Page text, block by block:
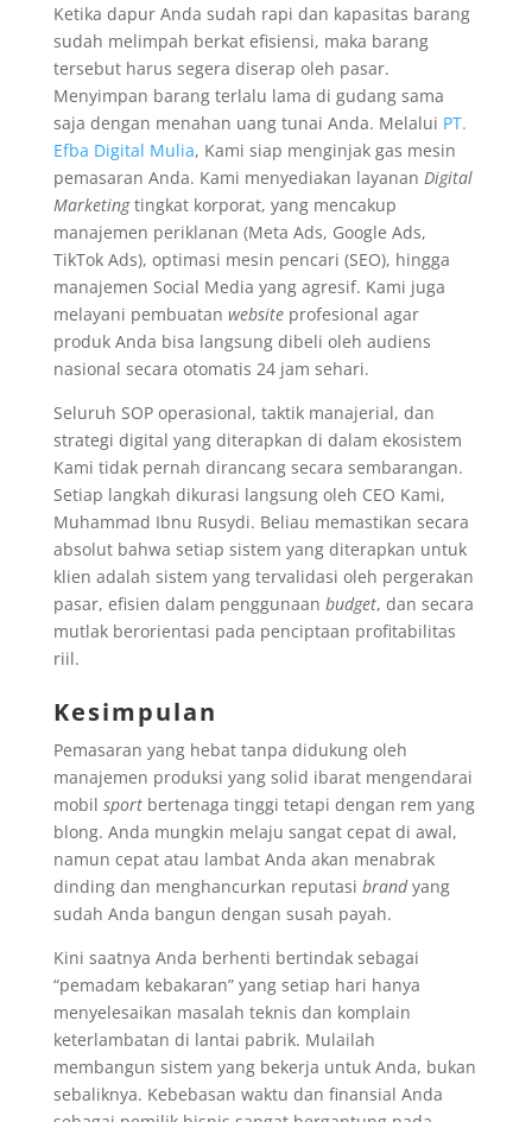
Ketika dapur Anda sudah rapi dan kapasitas barang
sudah melimpah berkat efisiensi, maka barang
tersebut harus segera diserap oleh pasar.
Menyimpan barang terlalu lama di gudang sama
saja dengan menahan uang tunai Anda. Melalui PT.
Efba Digital Mulia, Kami siap menginjak gas mesin
pemasaran Anda. Kami menyediakan layanan Digital
Marketingtingkat korporat, yang mencakup
manajemen periklanan (Meta Ads, Google Ads,
TikTok Ads), optimasi mesin pencari (SEO), hingga
manajemen Social Media yang agresif. Kami juga
melayani pembuatan websiteprofesional agar
produk Anda bisa langsung dibeli oleh audiens
nasional secara otomatis 24 jam sehari.
Seluruh SOP operasional, taktik manajerial, dan
strategi digital yang diterapkan di dalam ekosistem
Kami tidak pernah dirancang secara sembarangan.
Setiap langkah dikurasi langsung oleh CEO Kami,
Muhammad Ibnu Rusydi. Beliau memastikan secara
absolut bahwa setiap sistem yang diterapkan untuk
klien adalah sistem yang tervalidasi oleh pergerakan
pasar, efisien dalam penggunaan budget, dan secara
mutlak berorientasi pada penciptaan profitabilitas
riil.
Kesimpulan
Pemasaran yang hebat tanpa didukung oleh
manajemen produksi yang solid ibarat mengendarai
mobil sportbertenaga tinggi tetapi dengan rem yang
blong. Anda mungkin melaju sangat cepat di awal,
namun cepat atau lambat Anda akan menabrak
dinding dan menghancurkan reputasi brandyang
sudah Anda bangun dengan susah payah.
Kini saatnya Anda berhenti bertindak sebagai
“pemadam kebakaran” yang setiap hari hanya
menyelesaikan masalah teknis dan komplain
keterlambatan di lantai pabrik. Mulailah
membangun sistem yang bekerja untuk Anda, bukan
sebaliknya. Kebebasan waktu dan finansial Anda